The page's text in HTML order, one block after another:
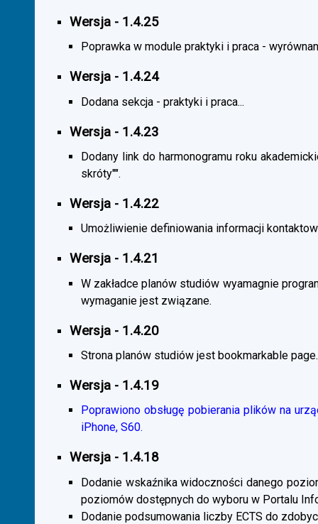
Wersja - 1.4.25
Poprawka w module praktyki i praca -
Wersja - 1.4.24
Dodana sekcja - praktyki i praca...
Wersja - 1.4.23
Dodany link do harmonogramu roku
skróty"".
Wersja - 1.4.22
Umożliwienie definiowania informacji
Wersja - 1.4.21
W zakładce planów studiów wyamagnie
wymaganie jest związane.
Wersja - 1.4.20
Strona planów studiów jest bookmarkable page.
Wersja - 1.4.19
Poprawiono obsługę pobierania plików na
iPhone, S60.
Wersja - 1.4.18
Dodanie wskaźnika widoczności danego
poziomów dostępnych do wyboru w Portalu
Dodanie podsumowania liczby ECTS do